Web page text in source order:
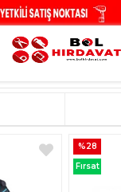
%28
Fırsat